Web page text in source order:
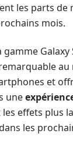
les parts de
mois.
Galaxy
au
et
une
effets plus
les